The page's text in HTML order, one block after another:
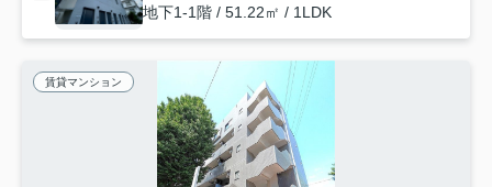
地下1-1階 / 51.22㎡ / 1LDK
賃貸マンション